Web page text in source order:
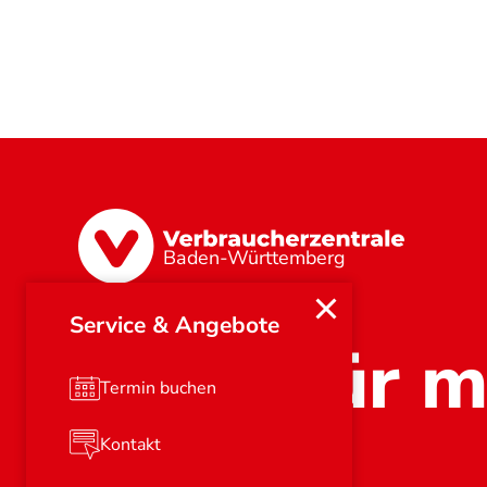
Service & Angebote
Termin buchen
Kontakt
Baden-Württemberg
Stark für